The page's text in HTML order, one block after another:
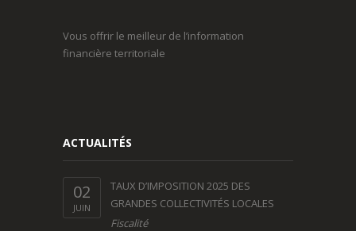
Vous offrir le meilleur de l’information
financière territoriale
ACTUALITÉS
02
JUIN
TAUX D’IMPOSITION 2025 DES
GRANDES COLLECTIVITÉS LOCALES
Fiscalité